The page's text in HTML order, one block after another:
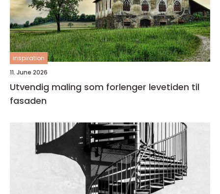
inspiration
11. June 2026
Utvendig maling som forlenger levetiden til
fasaden